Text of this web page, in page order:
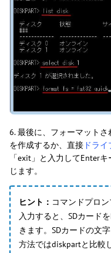
6. 最後に、フォーマット
を作成するか、直接 ドラ
「exit」と入力してEnter
じます。
ヒント： コマンドプロ
入力すると、SDカード
きます。SDカードの文
方法ではdiskpartと比較